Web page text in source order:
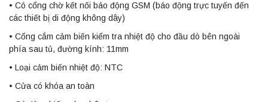
• Có cổng chờ kết nối báo động GSM (báo động trực tuyến đến
các thiết bị di động không dây)
• Cổng cắm cảm biến kiểm tra nhiệt độ cho đầu dò bên ngoài
phía sau tủ, đường kính: 11mm
• Loại cảm biến nhiệt độ: NTC
• Cửa có khóa an toàn